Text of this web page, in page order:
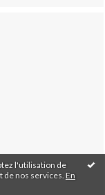
l'utilisation de
nos services. En